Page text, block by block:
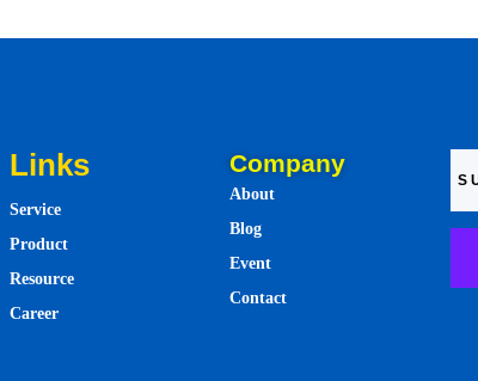
Links
Service
Product
Resource
Career
Company
About
Blog
Event
Contact